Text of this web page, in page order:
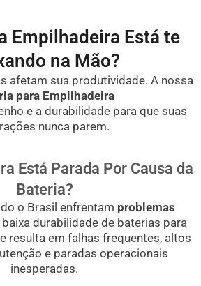
Empilhadeira Está te
na Mão?
afetam sua produtividade. A nossa
para Empilhadeira
e a durabilidade para que suas
nunca parem.
Está Parada Por Causa da
Bateria?
o Brasil enfrentam problemas
durabilidade de baterias para
resulta em falhas frequentes, altos
e paradas operacionais
inesperadas.